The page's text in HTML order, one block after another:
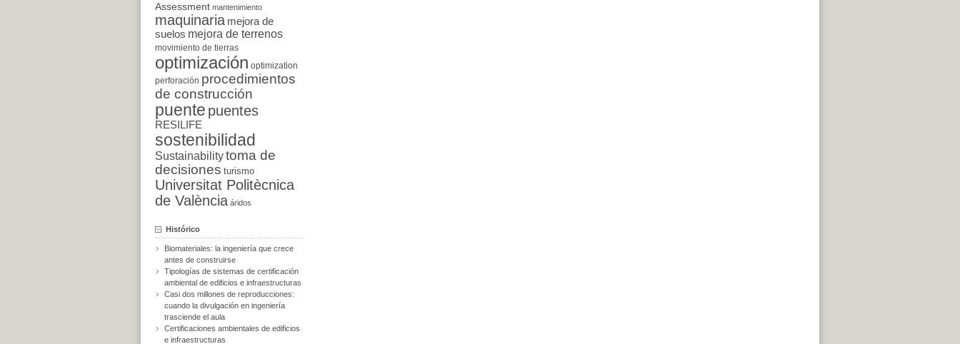
Assessment mantenimiento
maquinaria mejora de
suelos mejora de terrenos
movimiento de tierras
optimización optimization
perforación procedimientos
de construcción
puente puentes
RESILIFE
sostenibilidad
Sustainabilitytoma de
decisiones turismo
Universitat Politècnica
de València áridos
Histórico
Biomateriales: la ingeniería que crece
antes de construirse
Tipologías de sistemas de certificación
ambiental de edificios e infraestructuras
Casi dos millones de reproducciones:
cuando la divulgación en ingeniería
trasciende el aula
Certificaciones ambientales de edificios
e infraestructuras